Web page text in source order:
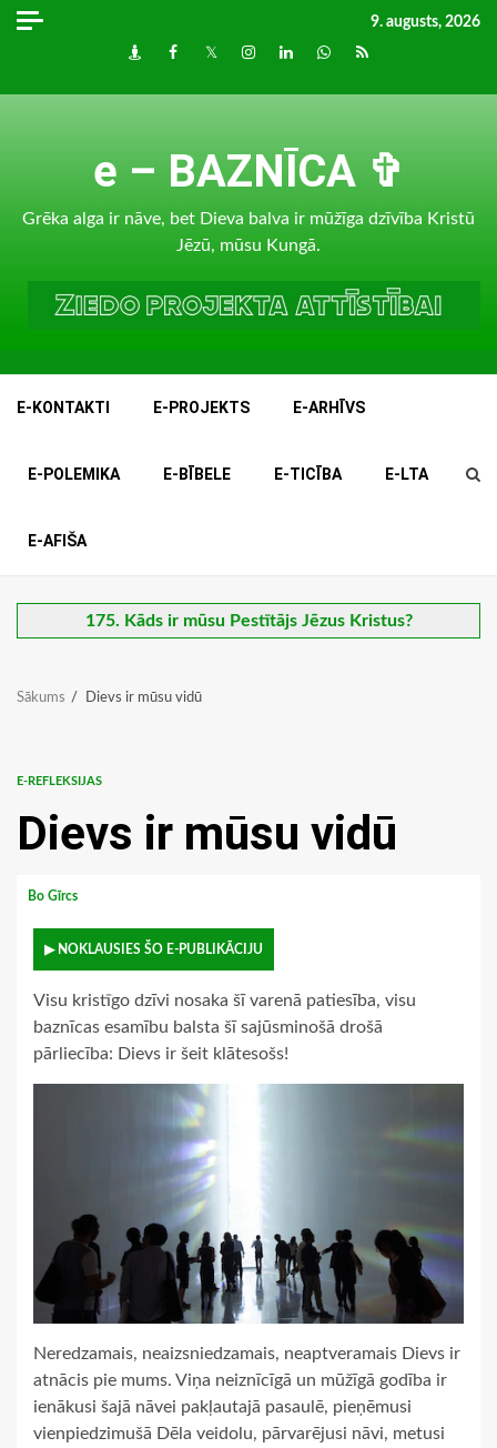
Skip
9. augusts, 2026
DraugiemFacebook
TwitterInstagram
LinkedInwhatsapp
RSS
e – BAZNĪCA ✞
Grēka alga ir nāve, bet Dieva balva ir mūžīga dzīvība Kristū
Jēzū, mūsu Kungā.
E-KONTAKTI E-PROJEKTS E-ARHĪVS
E-POLEMIKA E-BĪBELE E-TICĪBA E-LTA
E-AFIŠA
175. Kāds ir mūsu Pestītājs Jēzus Kristus?
Sākums Dievs ir mūsu vidū
E-REFLEKSIJAS
Dievs ir mūsu vidū
Bo Gīrcs
▶ NOKLAUSIES ŠO E-PUBLIKĀCIJU
Visu kristīgo dzīvi nosaka šī varenā patiesība, visu
baznīcas esamību balsta šī sajūsminošā drošā
pārliecība: Dievs ir šeit klātesošs!
Neredzamais, neaizsniedzamais, neaptveramais Dievs ir
atnācis pie mums. Viņa neiznīcīgā un mūžīgā godība ir
ienākusi šajā nāvei pakļautajā pasaulē, pieņēmusi
vienpiedzimušā Dēla veidolu, pārvarējusi nāvi, metusi